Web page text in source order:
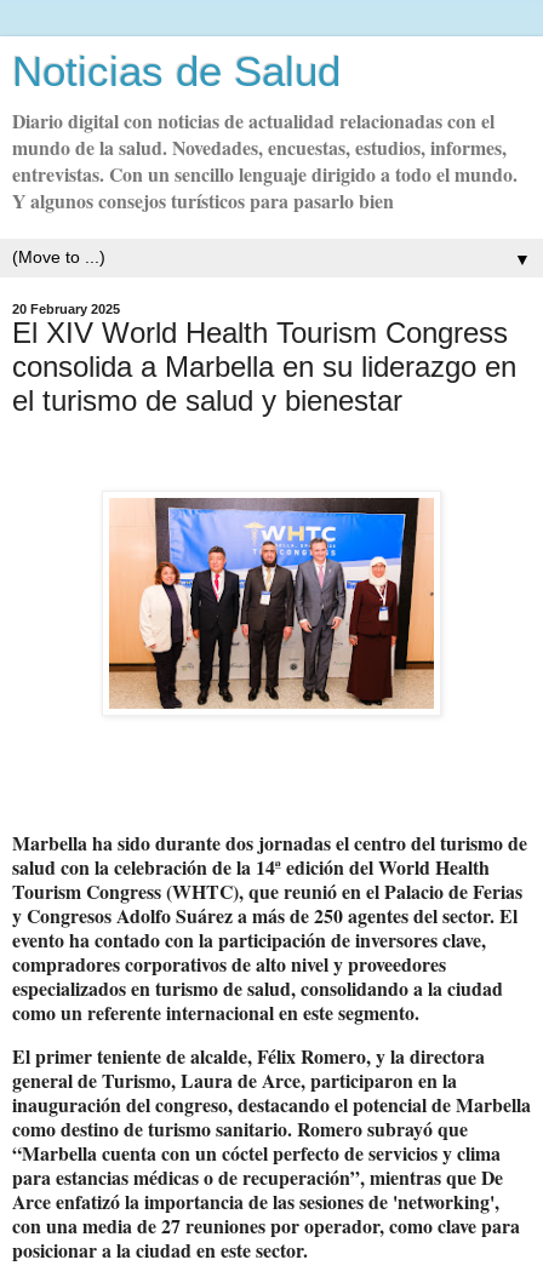
Noticias de Salud
Diario digital con noticias de actualidad relacionadas con el
mundo de la salud. Novedades, encuestas, estudios, informes,
entrevistas. Con un sencillo lenguaje dirigido a todo el mundo.
Y algunos consejos turísticos para pasarlo bien
▼
20 February 2025
El XIV World Health Tourism Congress
consolida a Marbella en su liderazgo en
el turismo de salud y bienestar
Marbella ha sido durante dos jornadas el centro del turismo de
salud con la celebración de la 14ª edición del World Health
Tourism Congress (WHTC), que reunió en el Palacio de Ferias
y Congresos Adolfo Suárez a más de 250 agentes del sector. El
evento ha contado con la participación de inversores clave,
compradores corporativos de alto nivel y proveedores
especializados en turismo de salud, consolidando a la ciudad
como un referente internacional en este segmento.
El primer teniente de alcalde, Félix Romero, y la directora
general de Turismo, Laura de Arce, participaron en la
inauguración del congreso, destacando el potencial de Marbella
como destino de turismo sanitario. Romero subrayó que
“Marbella cuenta con un cóctel perfecto de servicios y clima
para estancias médicas o de recuperación”, mientras que De
Arce enfatizó la importancia de las sesiones de 'networking',
con una media de 27 reuniones por operador, como clave para
posicionar a la ciudad en este sector.